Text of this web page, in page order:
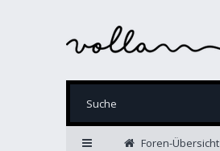
Foren-Übersicht